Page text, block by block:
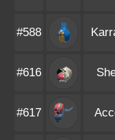
#588
#616
#617